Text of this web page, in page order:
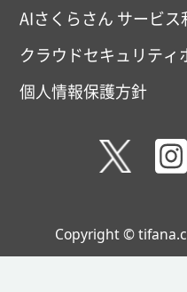
AIさくらさん サービス
クラウドセキュリティ
個人情報保護方針
Copyright ©